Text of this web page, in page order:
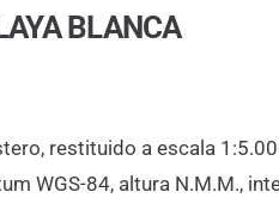
BLANCA
restituido a escala
WGS-84, altura N.M.M.,